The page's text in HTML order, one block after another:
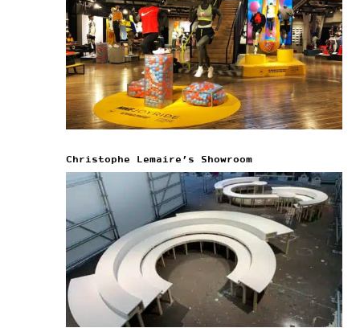
Christophe Lemaire’s Showroom